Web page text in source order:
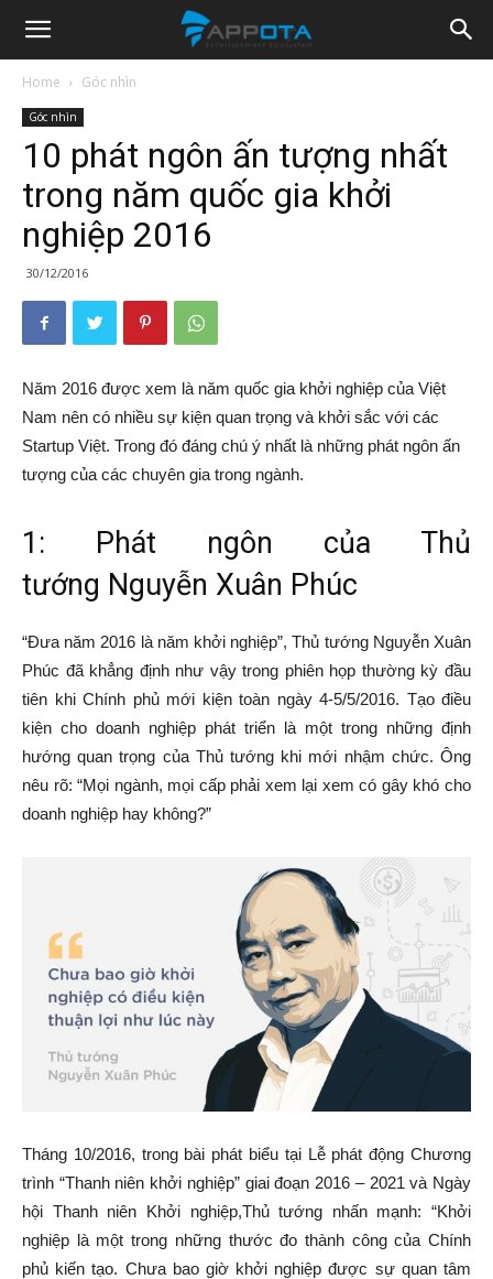
Appota
News
Home Góc nhìn
Góc nhìn
10 phát ngôn ấn tượng nhất
trong năm quốc gia khởi
nghiệp 2016
30/12/2016
Năm 2016 được xem là năm quốc gia khởi nghiệp của Việt
Nam nên có nhiều sự kiện quan trọng và khởi sắc với các
Startup Việt. Trong đó đáng chú ý nhất là những phát ngôn ấn
tượng của các chuyên gia trong ngành.
1: Phát ngôn của Thủ
tướng Nguyễn Xuân Phúc
“Đưa năm 2016 là năm khởi nghiệp”, Thủ tướng Nguyễn Xuân
Phúc đã khẳng định như vậy trong phiên họp thường kỳ đầu
tiên khi Chính phủ mới kiện toàn ngày 4-5/5/2016. Tạo điều
kiện cho doanh nghiệp phát triển là một trong những định
hướng quan trọng của Thủ tướng khi mới nhậm chức. Ông
nêu rõ: “Mọi ngành, mọi cấp phải xem lại xem có gây khó cho
doanh nghiệp hay không?”
Tháng 10/2016, trong bài phát biểu tại Lễ phát động Chương
trình “Thanh niên khởi nghiệp” giai đoạn 2016 – 2021 và Ngày
hội Thanh niên Khởi nghiệp,Thủ tướng nhấn mạnh: “Khởi
nghiệp là một trong những thước đo thành công của Chính
phủ kiến tạo. Chưa bao giờ khởi nghiệp được sự quan tâm